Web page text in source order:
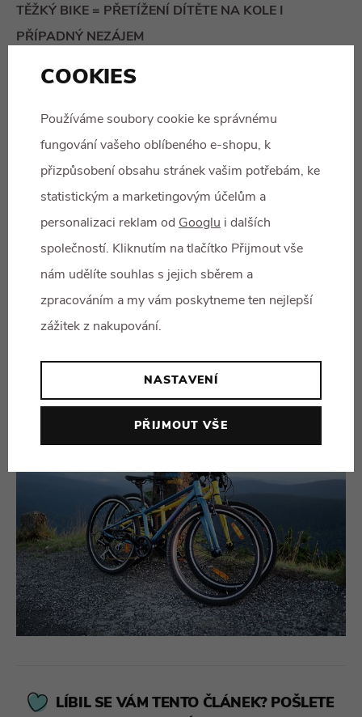
TĚŽKÝ BIKE = PŘETÍŽENÍ DÍTĚTE NA KOLE I
PŘÍPADNÝ NEZÁJEM
Design
Zatímco při pořizování kola rodiče hledí na vlastnosti, děti
zajímá především vzhled. Pro designéra je dětské kolo
výzva. „Ze své zkušenosti mohu říci, že od velikostí 20 už
jsou děti dospělejší než dříve a nechtějí žádné obrázky a
postavičky, žádají spíše sportovní design, podobný tomu,
jaký mají rodiče; u starších slečen je například oblíbená
kombinace bílé a oranžové, ale jen těžko lze mluvit o
nějakých trendech.
Děti jsou neúprosní kritici, nechodí kolem horké kaše jako
dospělí a naplno řeknou, když se jim něco nelíbí,“ říká
LÍBIL SE VÁM TENTO ČLÁNEK? POŠLETE
COOKIES
Používáme soubory cookie ke správnému
fungování vašeho oblíbeného e-shopu, k
přizpůsobení obsahu stránek vašim potřebám, ke
statistickým a marketingovým účelům a
personalizaci reklam od Googlu i dalších
společností. Kliknutím na tlačítko Přijmout vše
nám udělíte souhlas s jejich sběrem a
zpracováním a my vám poskytneme ten nejlepší
zážitek z nakupování.
NASTAVENÍ
PŘIJMOUT VŠE